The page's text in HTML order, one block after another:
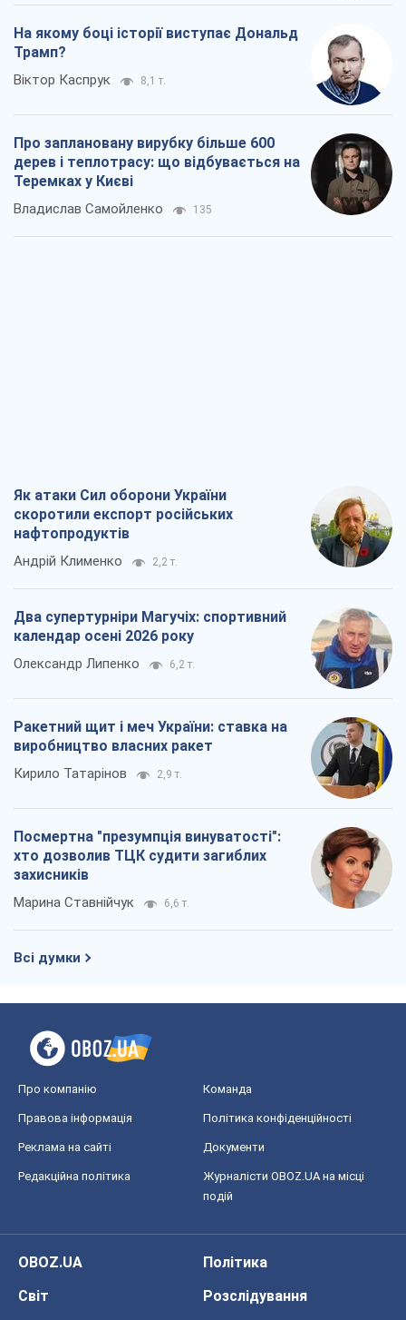
На якому боці історії виступає Дональд
Трамп?
Віктор Каспрук 8,1 т.
Про заплановану вирубку більше 600
дерев і теплотрасу: що відбувається на
Теремках у Києві
Владислав Самойленко 135
Як атаки Сил оборони України
скоротили експорт російських
нафтопродуктів
Андрій Клименко 2,2 т.
Два супертурніри Магучіх: спортивний
календар осені 2026 року
Олександр Липенко 6,2 т.
Ракетний щит і меч України: ставка на
виробництво власних ракет
Кирило Татарінов 2,9 т.
Посмертна "презумпція винуватості":
хто дозволив ТЦК судити загиблих
захисників
Марина Ставнійчук 6,6 т.
Всі думки
Про компанію Команда
Правова інформація Політика конфіденційності
Реклама на сайті Документи
Редакційна політика
Журналісти OBOZ.UA на місці
подій
OBOZ.UA
Політика
Світ
Розслідування